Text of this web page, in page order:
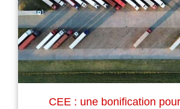
CEE : une bonification